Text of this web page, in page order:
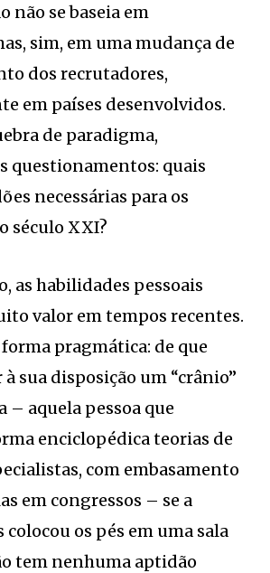
não se baseia em
sim, em uma mudança de
dos recrutadores,
em países desenvolvidos.
de paradigma,
questionamentos: quais
necessárias para os
século XXI?
as habilidades pessoais
valor em tempos recentes.
pragmática: de que
sua disposição um “crânio”
– aquela pessoa que
enciclopédica teorias de
com embasamento
em congressos – se a
colocou os pés em uma sala
tem nenhuma aptidão